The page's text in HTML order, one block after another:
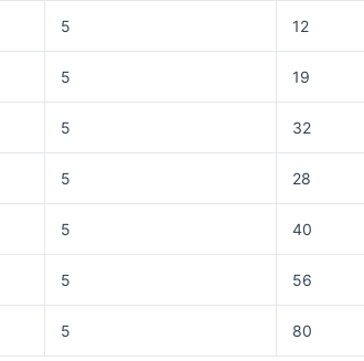
5 12
5 19
5 32
5 28
5 40
5 56
5 80